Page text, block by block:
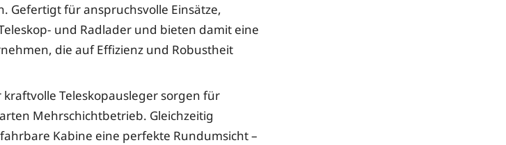
Gefertigt für anspruchsvolle Einsätze,
und Radlader und bieten damit eine
die auf Effizienz und Robustheit
Teleskopausleger sorgen für
Mehrschichtbetrieb. Gleichzeitig
Kabine eine perfekte Rundumsicht –